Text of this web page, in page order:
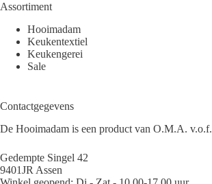
Assortiment
Hooimadam
Keukentextiel
Keukengerei
Sale
Contactgegevens
De Hooimadam is een product van O.M.A. v.o.f.
Gedempte Singel 42
9401JR Assen